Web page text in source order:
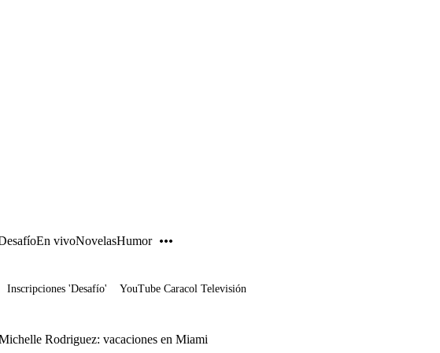
En vivoNovelasHumor
Inscripciones 'Desafío' YouTube Caracol Televisión
Rodriguez: vacaciones en Miami